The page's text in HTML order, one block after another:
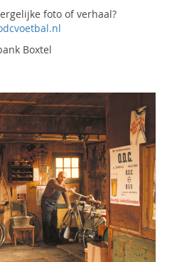
foto of verhaal?
Boxtel